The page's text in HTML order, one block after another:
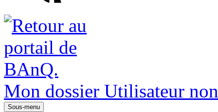
Mon dossier Utilisateur
Sous-menu